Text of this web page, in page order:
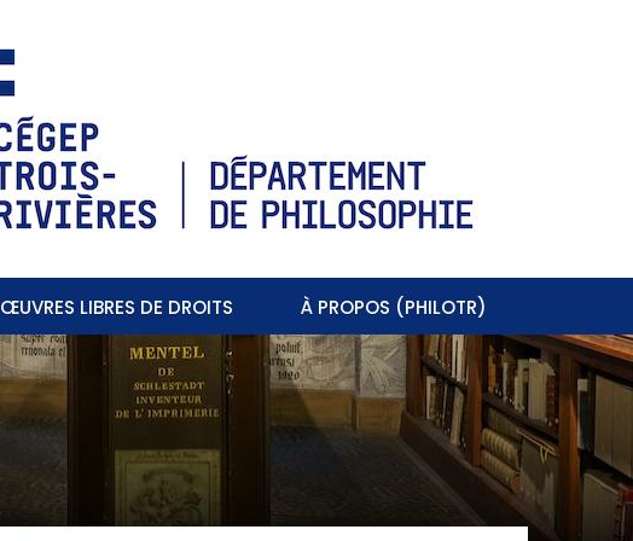
ŒUVRES LIBRES DE DROITS À PROPOS (PHILOTR)